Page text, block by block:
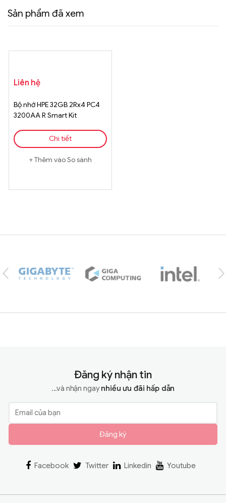
Sản phẩm đã xem
Liên hệ
Bộ nhớ HPE 32GB 2Rx4 PC4
3200AA R Smart Kit
Chi tiết
Thêm vào So sánh
Đăng ký nhận tin
...và nhận ngaynhiều ưu đãi hấp dẫn
Đăng ký
Facebook Twitter Linkedin Youtube